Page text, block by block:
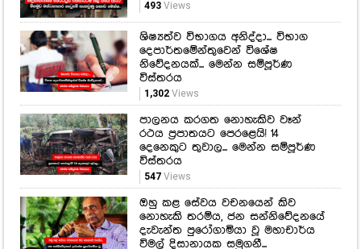
493Views
ශිෂ්‍යත්ව විභාගය අනිද්දා... විභාග
දෙපාර්තමේන්තුවෙන් විශේෂ
නිවේදනයක්... මෙන්න සම්පූර්ණ
විස්තරය
1,302Views
පාලනය කරගත නොහැකිව වෑන්
රථය ප්‍රපාතයට පෙරළෙයි! 14
දෙනෙකුට තුවාල... මෙන්න සම්පූර්ණ
විස්තරය
547Views
ඔහු කළ සේවය වචනයෙන් කිව
නොහැකි තරම්ය, ජන සන්නිවේදනයේ
දැවැන්ත පුරෝගාමියා වූ මහාචාර්ය
විමල් දිසානායක සමුගනී...